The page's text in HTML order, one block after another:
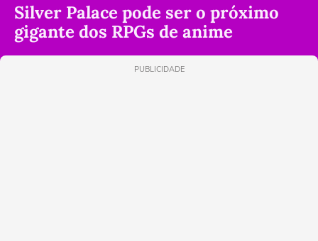
Silver Palace pode ser o próximo
gigante dos RPGs de anime
PUBLICIDADE